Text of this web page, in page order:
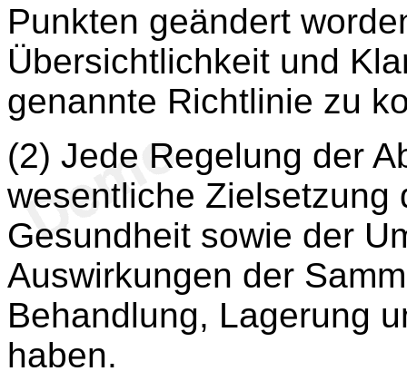
Punkten geändert
Übersichtlichkeit und
genannte Richtlinie zu
(2) Jede Regelung der
wesentliche Zielsetzung
Gesundheit sowie der
Auswirkungen der
Behandlung, Lagerung
haben.